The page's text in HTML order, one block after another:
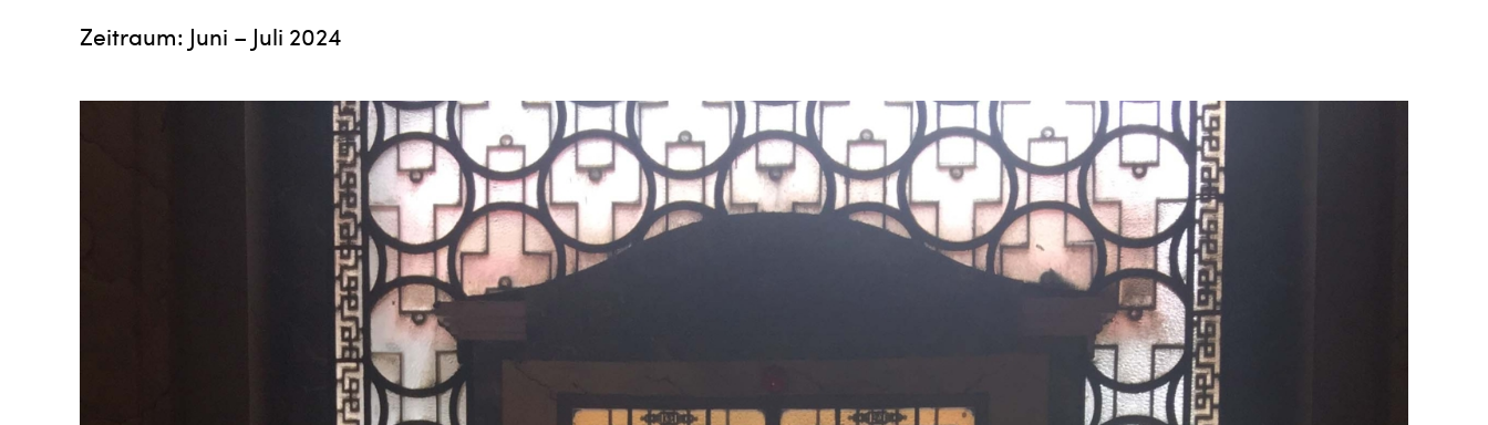
Zeitraum: Juni – Juli 2024